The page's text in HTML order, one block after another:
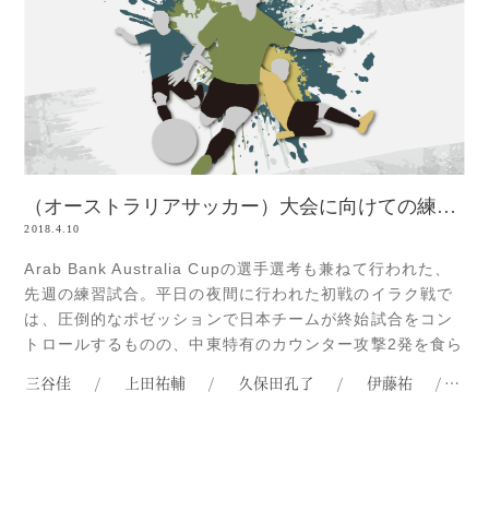
（オーストラリアサッカー）大会に向けての練習試合の結果
2018.4.10
Arab Bank Australia Cupの選手選考も兼ねて行われた、
先週の練習試合。平日の夜間に行われた初戦のイラク戦で
は、圧倒的なポゼッションで日本チームが終始試合をコン
トロールするものの、中東特有のカウンター攻撃2発を食ら
ム対中東連合チームの試合模様は[E:#x1F446]から】大会
三谷佳 / 上田祐輔 / 久保田孔了 / 伊藤祐 /